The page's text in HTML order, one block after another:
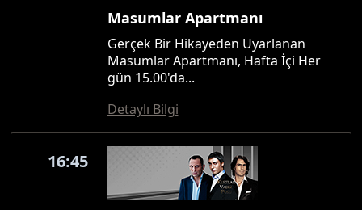
Masumlar Apartmanı
Gerçek Bir Hikayeden Uyarlanan
Masumlar Apartmanı, Hafta İçi Her
gün 15.00'da...
Detaylı Bilgi
16:45